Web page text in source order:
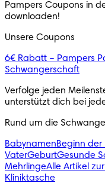
Pampers Coupons in
downloaden!
Unsere Coupons
6€ Rabatt – Pampers
Schwangerschaft
Verfolge jeden
unterstützt dich bei
Rund um die
BabynamenBeginn
VaterGeburtGesunde
MehrlingeAlle Artikel
Kliniktasche